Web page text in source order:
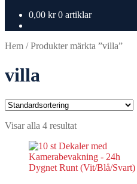
0,00 kr 0 artiklar
Hem /Produkter märkta ”villa”
villa
Visar alla 4 resultat